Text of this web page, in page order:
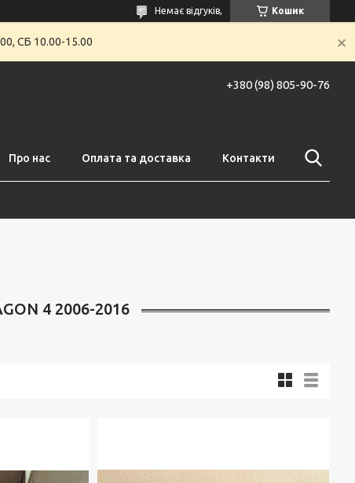
Кошик
Немає відгуків,
СБ 10.00-15.00
+380 (98) 805-90-76
Про нас Оплата та доставка Контакти
4 2006-2016